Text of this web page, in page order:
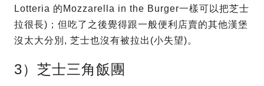
Lotteria 的Mozzarella in the Burger一樣可以把芝士
拉很長)；但吃了之後覺得跟一般便利店賣的其他漢堡
沒太大分別, 芝士也沒有被拉出(小失望)。
3）芝士三角飯團